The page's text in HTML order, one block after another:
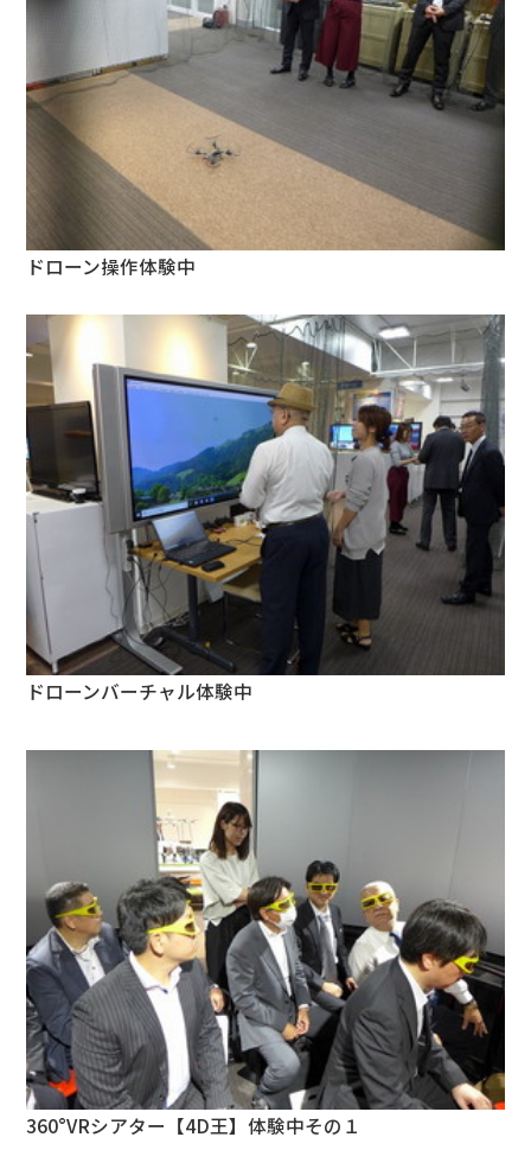
ドローン操作体験中
ドローンバーチャル体験中
360°VRシアター【4D王】体験中その１